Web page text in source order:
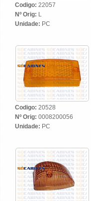
Codigo: 22057
Nº Orig: L
Unidade: PC
Codigo: 20528
Nº Orig: 0008200056
Unidade: PC